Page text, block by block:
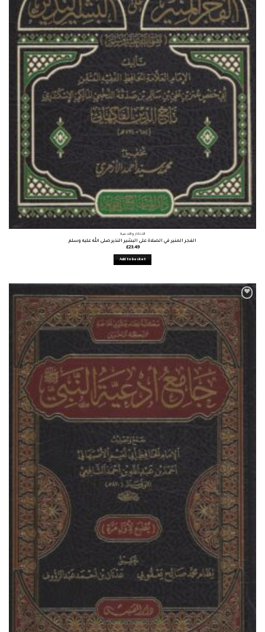
الأذكار والأدعية
الفجر المنير في الصلاة على البشير النذير صلى الله عليه وسلم
£23.49
Add to basket